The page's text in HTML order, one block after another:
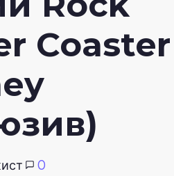
Coaster
0